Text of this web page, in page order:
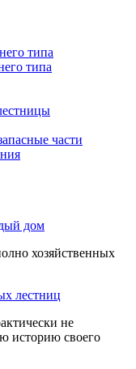
типа
типа
части
дом
хозяйственных
лестниц
не
историю своего